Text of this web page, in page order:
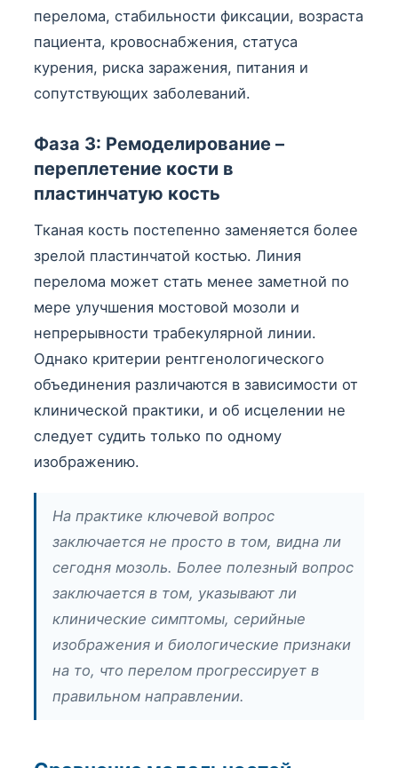
перелома, стабильности фиксации, возраста
пациента, кровоснабжения, статуса
курения, риска заражения, питания и
сопутствующих заболеваний.
Фаза 3: Ремоделирование –
переплетение кости в
пластинчатую кость
Тканая кость постепенно заменяется более
зрелой пластинчатой ​​костью. Линия
перелома может стать менее заметной по
мере улучшения мостовой мозоли и
непрерывности трабекулярной линии.
Однако критерии рентгенологического
объединения различаются в зависимости от
клинической практики, и об исцелении не
следует судить только по одному
изображению.
На практике ключевой вопрос
заключается не просто в том, видна ли
сегодня мозоль. Более полезный вопрос
заключается в том, указывают ли
клинические симптомы, серийные
изображения и биологические признаки
на то, что перелом прогрессирует в
правильном направлении.